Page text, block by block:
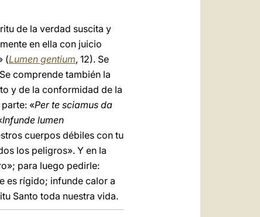
de la verdad suscita y
en ella con juicio
(Lumen gentium, 12). Se
comprende también la
y de la conformidad de la
«Per te sciamus da
Infunde lumen
cuerpos débiles con tu
los peligros». Y en la
para luego pedirle:
es rígido; infunde calor a
Santo toda nuestra vida.